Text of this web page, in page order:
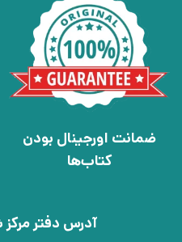
ضمانت اورجینال بودن
کتاب‌ها
آدرس دفتر